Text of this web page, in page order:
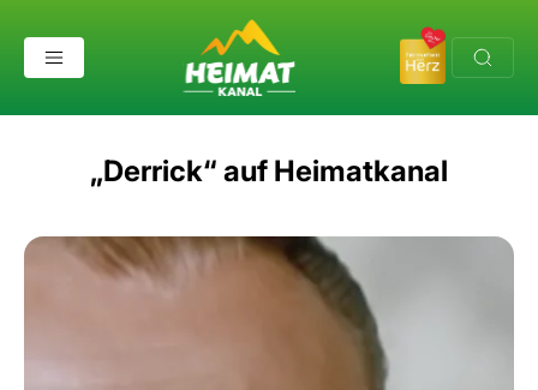
„Derrick“ auf Heimatkanal